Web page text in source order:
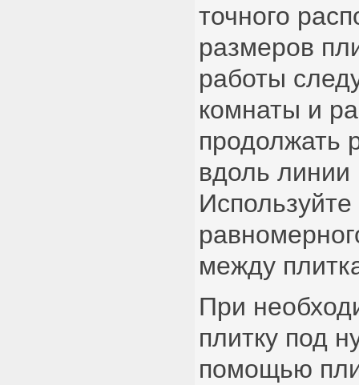
точного
размеров
работы
комнаты и
продолжать
вдоль линии
между
При
плитку под
помощью